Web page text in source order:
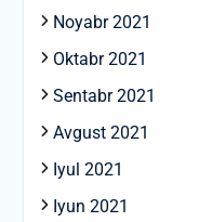
Noyabr 2021
Oktabr 2021
Sentabr 2021
Avgust 2021
Iyul 2021
Iyun 2021